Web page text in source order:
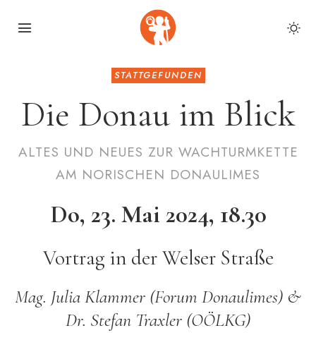
STATTGEFUNDEN
Die Donau im Blick
ALTES UND NEUES ZUR WACHTURMKETTE
AM NORISCHEN DONAULIMES
Do, 23. Mai 2024, 18.30
Vortrag in der Welser Straße
Mag. Julia Klammer (Forum Donaulimes) &
Dr. Stefan Traxler (OÖLKG)